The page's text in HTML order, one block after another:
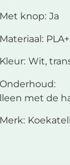
Met knop: Ja
Materiaal:
Kleur: Wit,
Onderhoud:
met de
Merk: